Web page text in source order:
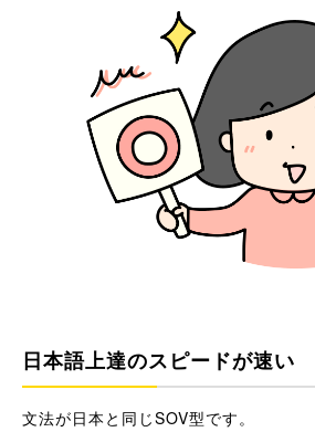
日本語上達のスピードが速い
文法が日本と同じSOV型です。